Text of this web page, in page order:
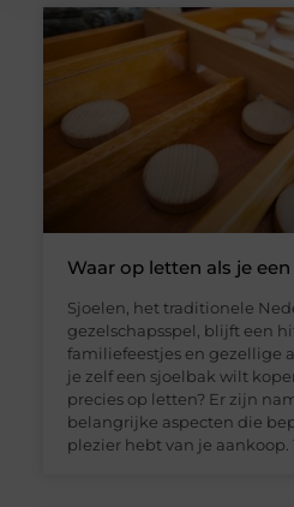
Waar op letten als je
Sjoelen, het traditionele
gezelschapsspel, blijft een
familiefeestjes en gezellige
je zelf een sjoelbak wilt
precies op letten? Er zijn
belangrijke aspecten die
plezier hebt van je aankoop.